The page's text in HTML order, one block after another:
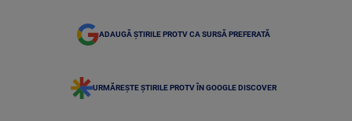
ADAUGĂ ȘTIRILE PROTV CA SURSĂ PREFERATĂ
URMĂREȘTE ȘTIRILE PROTV ÎN GOOGLE DISCOVER